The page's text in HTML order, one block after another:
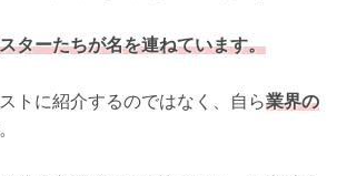
ターたちが名を連ねています。
トに紹介するのではなく、自ら業界の